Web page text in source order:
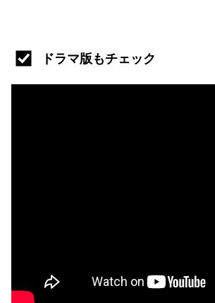
ドラマ版もチェック